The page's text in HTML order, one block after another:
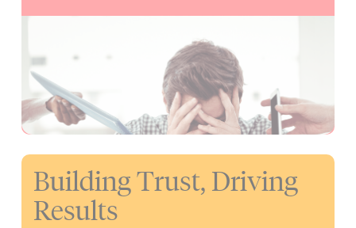
Building Trust, Driving
Results